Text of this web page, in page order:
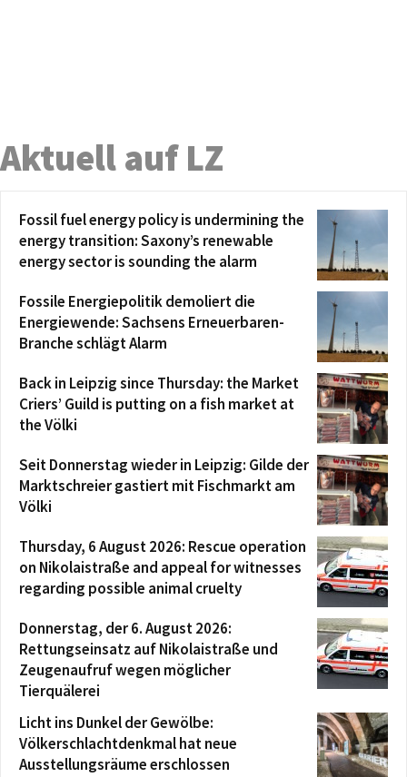
Aktuell auf LZ
Fossil fuel energy policy is undermining the
energy transition: Saxony’s renewable
energy sector is sounding the alarm
Fossile Energiepolitik demoliert die
Energiewende: Sachsens Erneuerbaren-
Branche schlägt Alarm
Back in Leipzig since Thursday: the Market
Criers’ Guild is putting on a fish market at
the Völki
Seit Donnerstag wieder in Leipzig: Gilde der
Marktschreier gastiert mit Fischmarkt am
Völki
Thursday, 6 August 2026: Rescue operation
on Nikolaistraße and appeal for witnesses
regarding possible animal cruelty
Donnerstag, der 6. August 2026:
Rettungseinsatz auf Nikolaistraße und
Zeugenaufruf wegen möglicher
Tierquälerei
Licht ins Dunkel der Gewölbe:
Völkerschlachtdenkmal hat neue
Ausstellungsräume erschlossen